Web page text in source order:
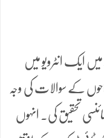
میں ایک انٹرویو میں
کے سوالات کی وجہ
تحقیق کی۔ انہوں